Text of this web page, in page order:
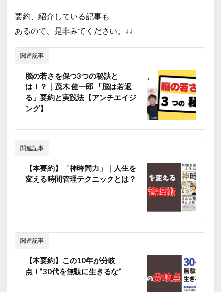
要約、紹介している記事も
あるので、是非みてください。↓↓
関連記事
脳の若さを保つ3つの秘訣と
は！？｜茂木 健一郎 「脳は若返
る」要約と実践法【アンチエイジ
ング】
関連記事
【本要約】「神時間力」｜人生を
変える時間管理テクニックとは？
関連記事
【本要約】この10年が分岐
点！”30代を無駄に生きるな”